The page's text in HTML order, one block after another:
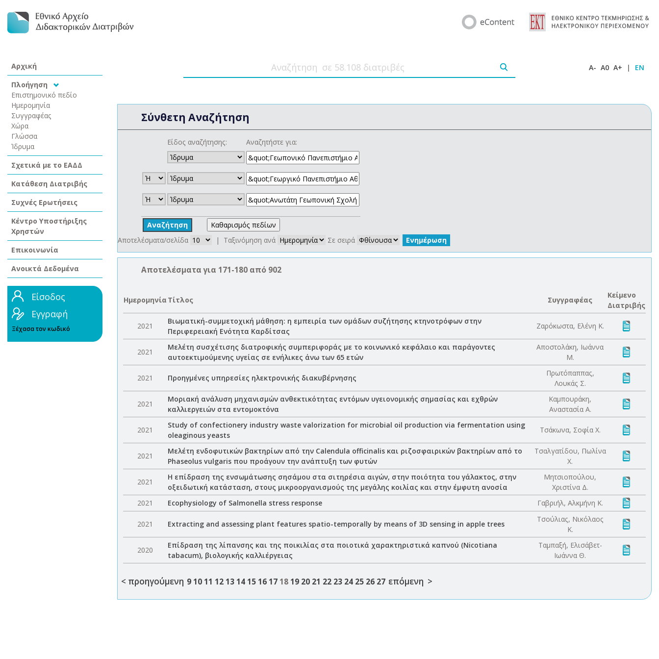
Αρχική
Πλοήγηση
Επιστημονικό πεδίο
Ημερομηνία
Συγγραφέας
Χώρα
Γλώσσα
Ίδρυμα
Σχετικά με το ΕΑΔΔ
Κατάθεση Διατριβής
Συχνές Ερωτήσεις
Κέντρο Υποστήριξης
Χρηστών
Επικοινωνία
Ανοικτά Δεδομένα
Είσοδος
Εγγραφή
Ξέχασα τον κωδικό
A- A0 A+ | EN
Σύνθετη Αναζήτηση
Είδος αναζήτησης: Αναζητήστε για:
Αποτελέσματα/σελίδα | Ταξινόμηση ανά Σε σειρά
Αποτελέσματα για 171-180 από 902
Ημερομηνία Τίτλος Συγγραφέας
Κείμενο
Διατριβής
2021
Βιωματική-συμμετοχική μάθηση: η εμπειρία των ομάδων συζήτησης κτηνοτρόφων στην
Περιφερειακή Ενότητα Καρδίτσας
Ζαρόκωστα, Ελένη Κ.
2021
Μελέτη συσχέτισης διατροφικής συμπεριφοράς με το κοινωνικό κεφάλαιο και παράγοντες
αυτοεκτιμούμενης υγείας σε ενήλικες άνω των 65 ετών
Αποστολάκη, Ιωάννα
Μ.
2021 Προηγμένες υπηρεσίες ηλεκτρονικής διακυβέρνησης
Πρωτόπαππας,
Λουκάς Σ.
2021
Μοριακή ανάλυση μηχανισμών ανθεκτικότητας εντόμων υγειονομικής σημασίας και εχθρών
καλλιεργειών στα εντομοκτόνα
Καμπουράκη,
Αναστασία Α.
2021
Study of confectionery industry waste valorization for microbial oil production via fermentation using
oleaginous yeasts
Τσάκωνα, Σοφία Χ.
2021
Μελέτη ενδοφυτικών βακτηρίων από την Calendula officinalis και ριζοσφαιρικών βακτηρίων από το
Phaseolus vulgaris που προάγουν την ανάπτυξη των φυτών
Τσαλγατίδου, Πωλίνα
Χ.
2021
Η επίδραση της ενσωμάτωσης σησάμου στα σιτηρέσια αιγών, στην ποιότητα του γάλακτος, στην
οξειδωτική κατάσταση, στους μικροοργανισμούς της μεγάλης κοιλίας και στην έμφυτη ανοσία
Μητσιοπούλου,
Χριστίνα Δ.
2021
Ecophysiology of Salmonella stress response Γαβριήλ, Αλκμήνη Κ.
2021 Extracting and assessing plant features spatio-temporally by means of 3D sensing in apple trees
Τσούλιας, Νικόλαος
Κ.
2020
Επίδραση της λίπανσης και της ποικιλίας στα ποιοτικά χαρακτηριστικά καπνού (Nicotiana
tabacum), βιολογικής καλλιέργειας
Ταμπαξή, Ελισάβετ-
Ιωάννα Θ.
< προηγούμενη 9 10 11 12 13 14 15 16 17 18 19 20 21 22 23 24 25 26 27 επόμενη >